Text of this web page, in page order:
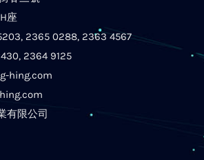
座
2365 0288, 2363 4567
2364 9125
hing.com
有限公司